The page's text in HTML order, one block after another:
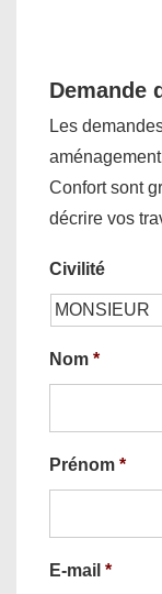
Demande
Les
Confort sont
décrire vos
Civilité
Nom *
Prénom *
E-mail *